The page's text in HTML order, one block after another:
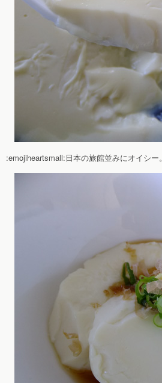
:emojiheartsmall:日本の旅館並みにオイシー。